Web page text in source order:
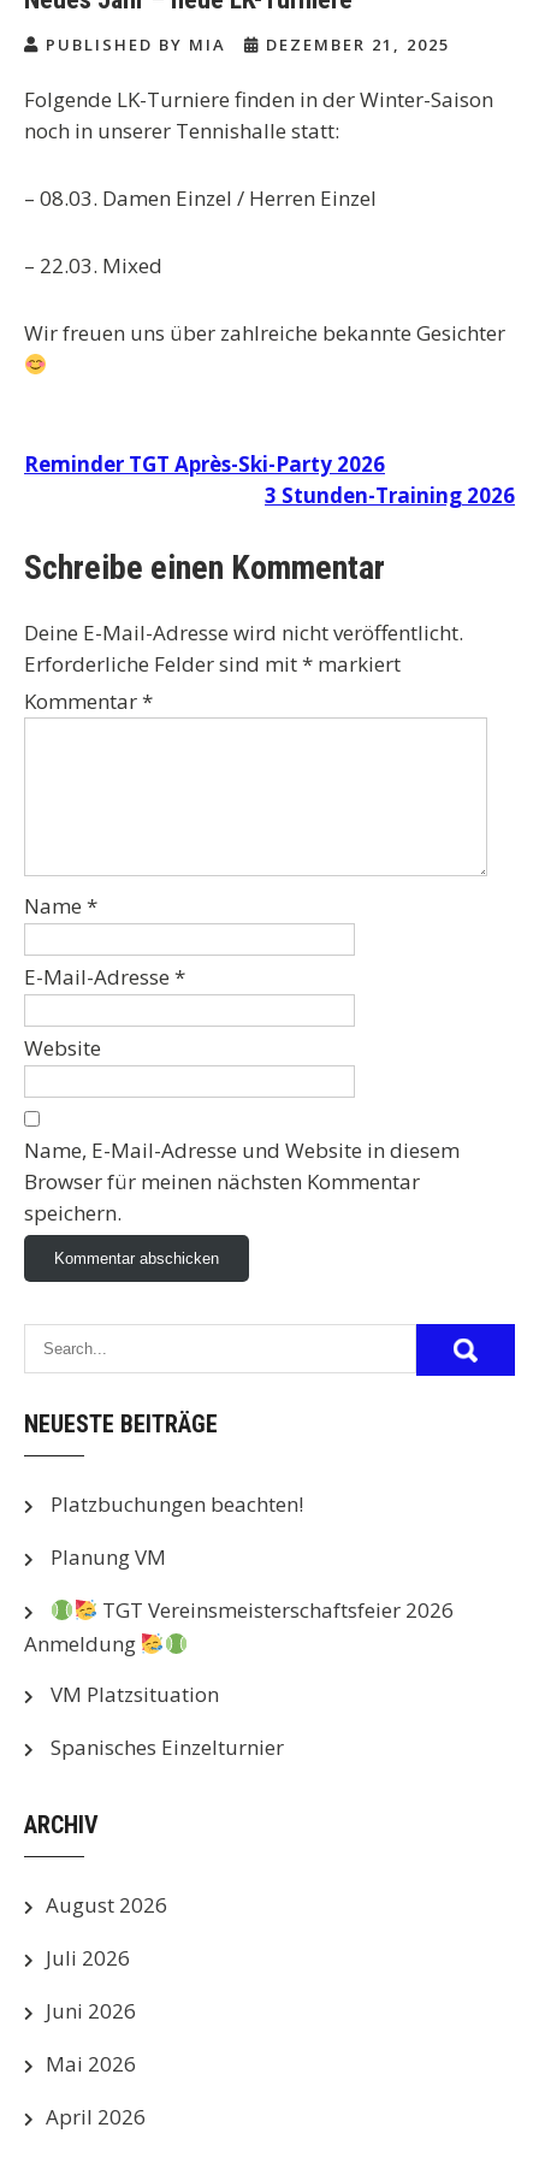
PUBLISHED BY MIA DEZEMBER 21, 2025
Folgende LK-Turniere finden in der Winter-Saison
noch in unserer Tennishalle statt:
– 08.03. Damen Einzel / Herren Einzel
– 22.03. Mixed
Wir freuen uns über zahlreiche bekannte Gesichter
Beitragsnavigation
Reminder TGT Après-Ski-Party 2026
3 Stunden-Training 2026
Schreibe einen Kommentar
Deine E-Mail-Adresse wird nicht veröffentlicht.
Erforderliche Felder sind mit* markiert
Kommentar*
Name *
E-Mail-Adresse *
Website
Name, E-Mail-Adresse und Website in diesem
Browser für meinen nächsten Kommentar
speichern.
NEUESTE BEITRÄGE
Platzbuchungen beachten!
Planung VM
TGT Vereinsmeisterschaftsfeier 2026
Anmeldung
VM Platzsituation
Spanisches Einzelturnier
ARCHIV
August 2026
Juli 2026
Juni 2026
Mai 2026
April 2026